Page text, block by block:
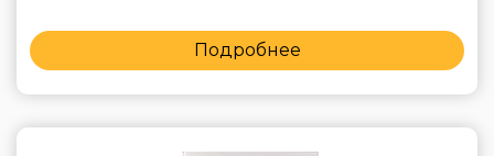
Подробнее